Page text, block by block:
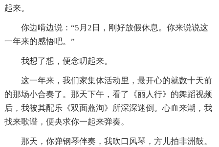
起来。
你边啃边说：“5月2日，刚好放假休息。你来说说这
一年来的感悟吧。”
我想了想，便念叨起来。
这一年来，我们家集体活动里，最开心的就数十天前
的那场小合奏了。那天下午，看了《丽人行》的舞蹈视频
后，我被其配乐《双面燕洵》所深深迷倒。心血来潮，我
找来歌谱，便央求你一起来弹奏。
那天，你弹钢琴伴奏，我吹口风琴，方儿拍非洲鼓。